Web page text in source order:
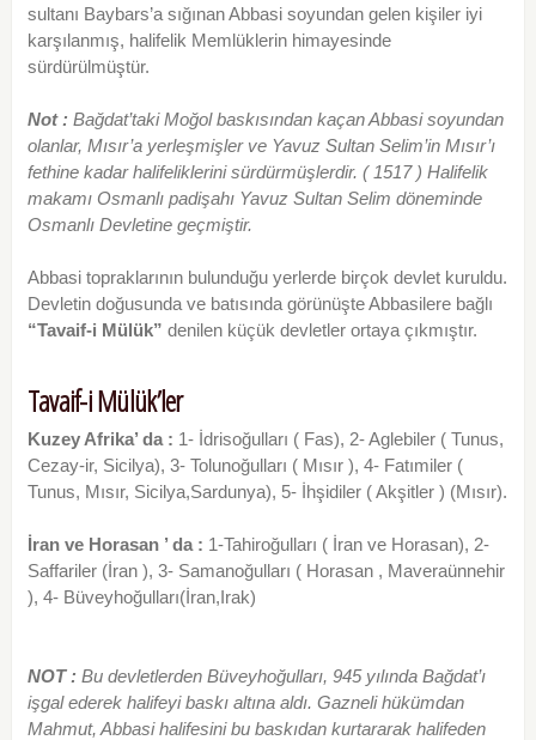
sultanı Baybars’a sığınan Abbasi soyundan gelen kişiler iyi
karşılanmış, halifelik Memlüklerin himayesinde
sürdürülmüştür.
Not : Bağdat’taki Moğol baskısından kaçan Abbasi soyundan
olanlar, Mısır’a yerleşmişler ve Yavuz Sultan Selim’in Mısır’ı
fethine kadar halifeliklerini sürdürmüşlerdir. ( 1517 ) Halifelik
makamı Osmanlı padişahı Yavuz Sultan Selim döneminde
Osmanlı Devletine geçmiştir.
Abbasi topraklarının bulunduğu yerlerde birçok devlet kuruldu.
Devletin doğusunda ve batısında görünüşte Abbasilere bağlı
“Tavaif-i Mülük” denilen küçük devletler ortaya çıkmıştır.
Tavaif-i Mülük’ler
Kuzey Afrika’ da : 1- İdrisoğulları ( Fas), 2- Aglebiler ( Tunus,
Cezay-ir, Sicilya), 3- Tolunoğulları ( Mısır ), 4- Fatımiler (
Tunus, Mısır, Sicilya,Sardunya), 5- İhşidiler ( Akşitler ) (Mısır).
İran ve Horasan ’ da : 1-Tahiroğulları ( İran ve Horasan), 2-
Saffariler (İran ), 3- Samanoğulları ( Horasan , Maveraünnehir
), 4- Büveyhoğulları(İran,Irak)
NOT : Bu devletlerden Büveyhoğulları, 945 yılında Bağdat’ı
işgal ederek halifeyi baskı altına aldı. Gazneli hükümdan
Mahmut, Abbasi halifesini bu baskıdan kurtararak halifeden